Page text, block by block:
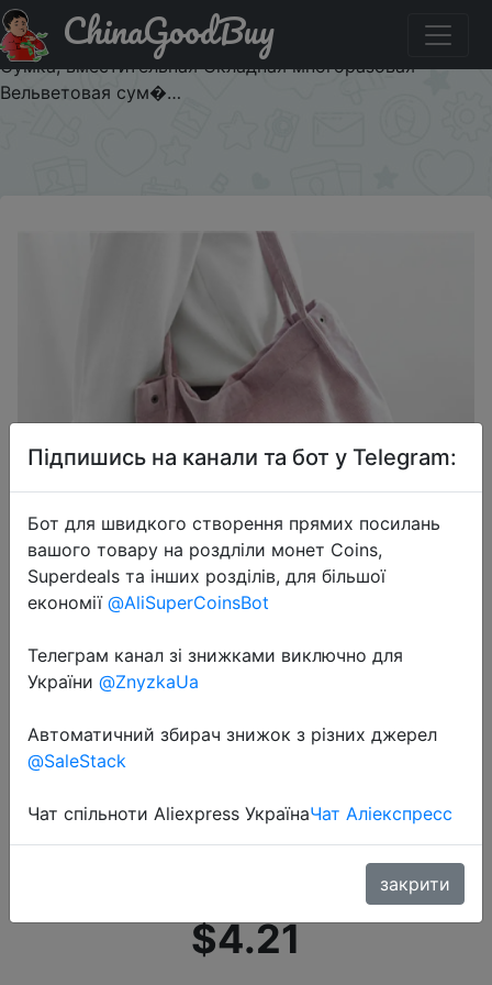
Придбати по акціи Женская сумка тоут, Женская
Повседневная сумка на плечо, Женская Холщовая
Сумка, вместительная Складная многоразовая
Вельветовая сум�…
ChinaGoodBuy
2020-09-05
Женская сумка тоут, Женская
Повседневная сумка на плечо,
Женская Холщовая Сумка,
многоразовая Вельветовая
$4.21
Підпишись на канали та бот у Telegram:
Бот для швидкого створення прямих посилань
вашого товару на роздліли монет Coins,
Superdeals та інших розділів, для більшої
економії @AliSuperCoinsBot
Телеграм канал зі знижками виключно для
України @ZnyzkaUa
Автоматичний збирач знижок з різних джерел
@SaleStack
Чат спільноти Aliexpress УкраїнаЧат Аліекспресс
закрити